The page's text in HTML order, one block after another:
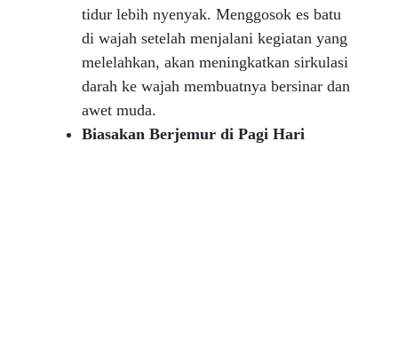
tidur lebih nyenyak. Menggosok es batu
di wajah setelah menjalani kegiatan yang
melelahkan, akan meningkatkan sirkulasi
darah ke wajah membuatnya bersinar dan
awet muda.
Biasakan Berjemur di Pagi Hari